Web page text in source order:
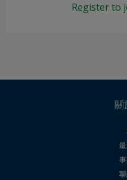
Register to
關